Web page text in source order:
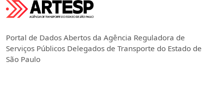
Portal de Dados Abertos da Agência Reguladora de
Serviços Públicos Delegados de Transporte do Estado de
São Paulo